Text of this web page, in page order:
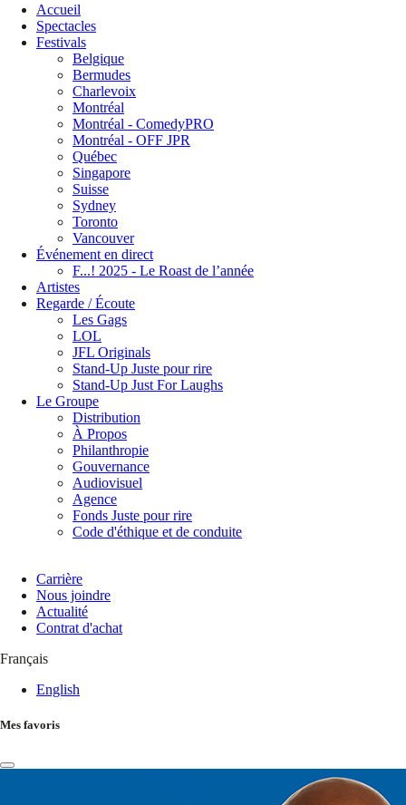
Accueil
Spectacles
Festivals
Belgique
Bermudes
Charlevoix
Montréal
Montréal - ComedyPRO
Montréal - OFF JPR
Québec
Singapore
Suisse
Sydney
Toronto
Vancouver
Événement en direct
F...! 2025 - Le Roast de l’année
Artistes
Regarde / Écoute
Les Gags
LOL
JFL Originals
Stand-Up Juste pour rire
Stand-Up Just For Laughs
Le Groupe
Distribution
À Propos
Philanthropie
Gouvernance
Audiovisuel
Agence
Fonds Juste pour rire
Code d'éthique et de conduite
Carrière
Nous joindre
Actualité
Contrat d'achat
Français
English
Mes favoris